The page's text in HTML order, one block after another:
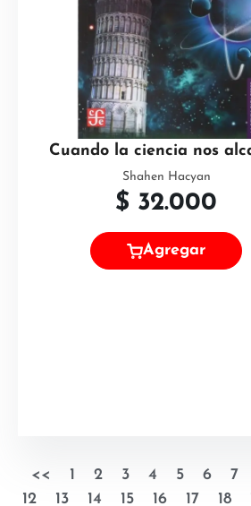
Cuando la ciencia nos
Shahen Hacyan
$ 32.000
Agregar
<< 1 2 3 4 5 6 7
12
13 14 15 16 17 18